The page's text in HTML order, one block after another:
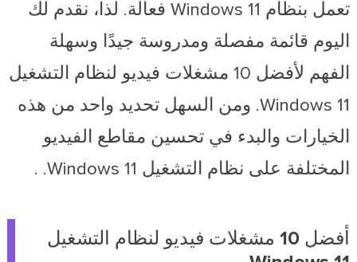
تعمل بنظام Windows 11 فعالة. لذا، نقدم لك
اليوم قائمة مفصلة ومدروسة جيدًا وسهلة
الفهم لأفضل 10 مشغلات فيديو لنظام التشغيل
Windows 11. ومن السهل تحديد واحد من هذه
الخيارات والبدء في تحسين مقاطع الفيديو
المختلفة على نظام التشغيل Windows 11. .
أفضل 10 مشغلات فيديو لنظام التشغيل